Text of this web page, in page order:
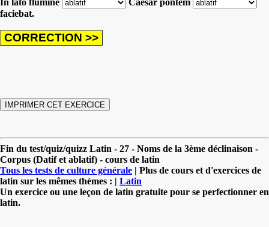
faciebat.
Fin du test/quiz/quizz Latin - 27 - Noms de la 3ème déclinaison -
Corpus (Datif et ablatif) - cours de latin
Tous les tests de culture générale | Plus de cours et d'exercices de
latin sur les mêmes thèmes : | Latin
Un exercice ou une leçon de latin gratuite pour se perfectionner en
latin.